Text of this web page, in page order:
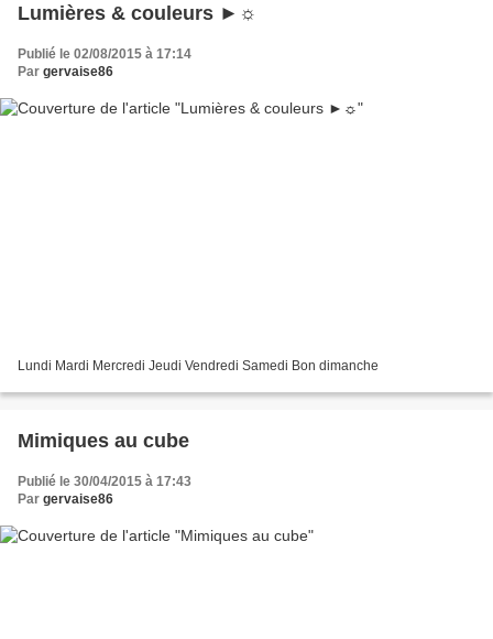
Lumières & couleurs ►☼
Publié le 02/08/2015 à 17:14
Par gervaise86
Lundi Mardi Mercredi Jeudi Vendredi Samedi Bon dimanche
Mimiques au cube
Publié le 30/04/2015 à 17:43
Par gervaise86